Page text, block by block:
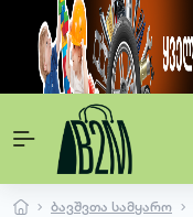
ბავშვთა სამყარო